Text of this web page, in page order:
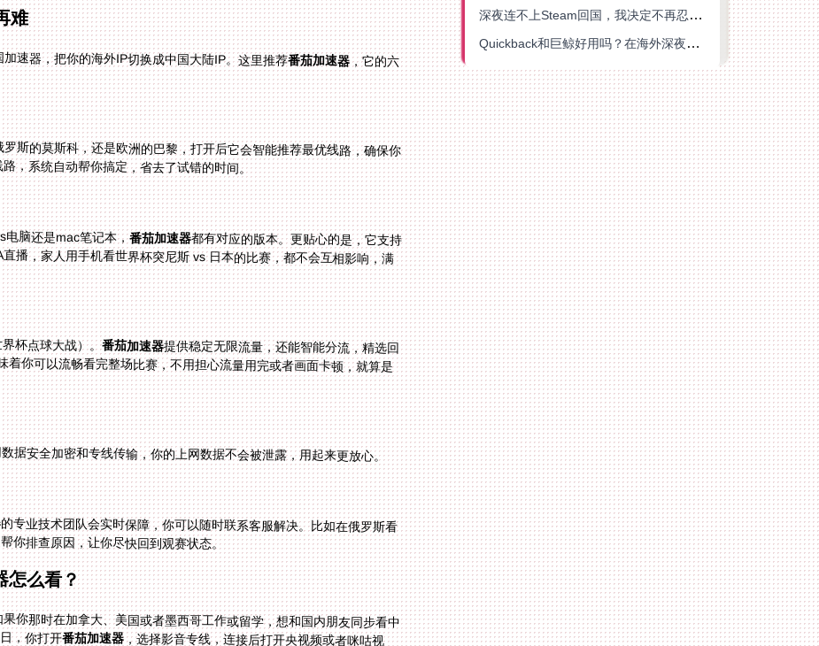
难
速器，把你的海外IP切换成中国大陆IP。这里推荐番茄加速器，它的六
斯的莫斯科，还是欧洲的巴黎，打开后它会智能推荐最优线路，确保你
，系统自动帮你搞定，省去了试错的时间。
脑还是mac笔记本，番茄加速器都有对应的版本。更贴心的是，它支持
一人多端设备同时使用——比如你用电脑看NBA直播，家人用手机看世界杯突尼斯 vs 日本的比赛，都不会互相影响，满
杯点球大战）。番茄加速器提供稳定无限流量，还能智能分流，精选回
国影音、游戏加速专线，独享100M带宽。这意味着你可以流畅看完整场比赛，不用担心流量用完或者画面卡顿，就算是
据安全加密和专线传输，你的上网数据不会被泄露，用起来更放心。
的专业技术团队会实时保障，你可以随时联系客服解决。比如在俄罗斯看
你排查原因，让你尽快回到观赛状态。
怎么看？
你那时在加拿大、美国或者墨西哥工作或留学，想和国内朋友同步看中
，你打开番茄加速器，选择影音专线，连接后打开央视频或者咪咕视
频，就能直接观看世界杯的中文直播。不管是想看热门场次还是冷门的库拉索 vs 科特迪瓦这样的比赛，都不会再遇到海
外无法观看的问题。你还可以用手机、平板、电脑同时登录，一边看直播一边和国内朋友在群里讨论，就像在国内一样方
深夜连不上Steam回国，我决定不再忍受这数字鸿沟
Quickback和巨鲸好用吗？在海外深夜想刷B站、追爱奇艺的你，或许正需要这份答案